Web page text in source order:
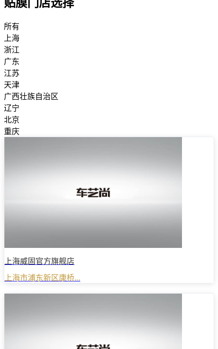
贴膜门店选择
所有
上海
浙江
广东
江苏
天津
广西壮族自治区
辽宁
北京
重庆
上海威固官方旗舰店
上海市浦东新区康桥...